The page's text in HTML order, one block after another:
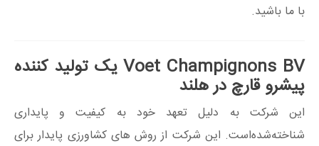
با ما باشید.
Voet Champignons BV یک تولید کننده
پیشرو قارچ در هلند
این شرکت به دلیل تعهد خود به کیفیت و پایداری
شناخته‌شده‌است. این شرکت از روش های کشاورزی پایدار برای